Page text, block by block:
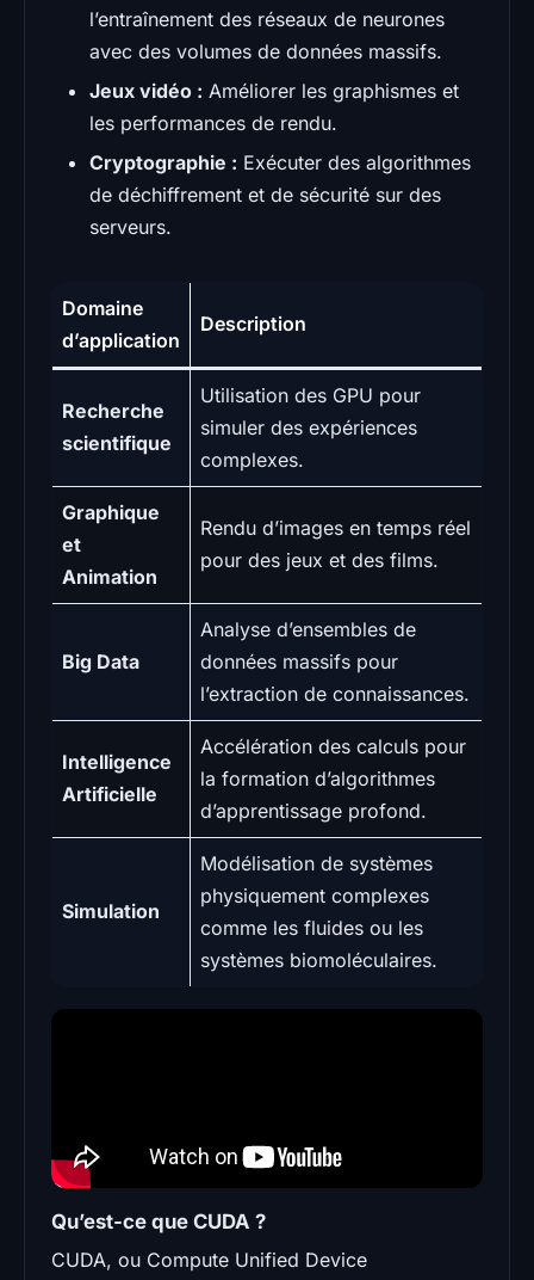
l’entraînement des réseaux de neurones
avec des volumes de données massifs.
Jeux vidéo : Améliorer les graphismes et
les performances de rendu.
Cryptographie : Exécuter des algorithmes
de déchiffrement et de sécurité sur des
serveurs.
Domaine
d’application
Description
Recherche
scientifique
Utilisation des GPU pour
simuler des expériences
complexes.
Graphique
et
Animation
Rendu d’images en temps réel
pour des jeux et des films.
Big Data
Analyse d’ensembles de
données massifs pour
l’extraction de connaissances.
Intelligence
Artificielle
Accélération des calculs pour
la formation d’algorithmes
d’apprentissage profond.
Simulation
Modélisation de systèmes
physiquement complexes
comme les fluides ou les
systèmes biomoléculaires.
Qu’est-ce que CUDA ?
CUDA, ou Compute Unified Device